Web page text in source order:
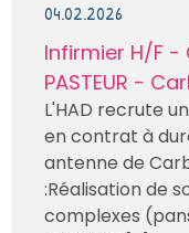
04.02.2026
Infirmier H/F -
PASTEUR -
L'HAD recrute
en contrat à
antenne de
:Réalisation de
complexes